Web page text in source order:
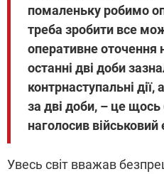
помаленьку робимо
треба зробити все
оперативне оточення
останні дві доби
контрнаступальні
за дві доби, – це
наголосив
Увесь світ вважав